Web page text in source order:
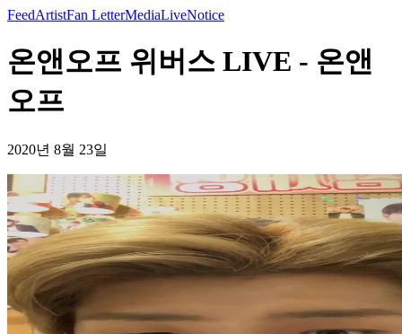
FeedArtistFan LetterMediaLiveNotice
온앤오프 위버스 LIVE - 온앤
오프
2020년 8월 23일